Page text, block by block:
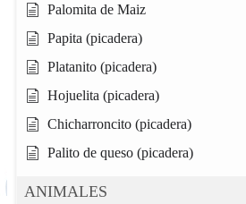
Palomita de Maiz
Papita (picadera)
Platanito (picadera)
Hojuelita (picadera)
Chicharroncito (picadera)
Palito de queso (picadera)
ANIMALES